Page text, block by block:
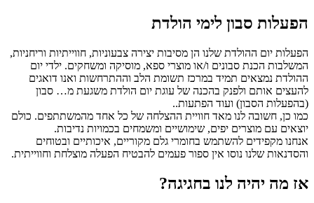
הפעלות סבון לימי הולדת
הפעלות יום ההולדת שלנו הן מסיבות יצירה צבעוניות, חווייתיות וריחניות,
המשלבות הכנת סבונים ו/או מוצרי ספא, מוסיקה ומשחקים. ילדי יום
ההולדת נמצאים תמיד במרכז תשומת הלב וההתרחשות ואנו דואגים
להעצים אותם ולפנק בהכנה של עוגת יום הולדת משגעת מ… סבון
(בהפעלות הסבון) ועוד הפתעות..
כמו כן, חשובה לנו מאד חוויית ההצלחה של כל אחד מהמשתתפים. כולם
יוצאים עם מוצרים יפים, שימושיים ומשמחים בכמויות נדיבות.
אנחנו מקפידים להשתמש בחומרי גלם מקוריים, איכותיים ובטוחים
והסדנאות שלנו נוסו אין ספור פעמים להבטיח הפעלה מוצלחת וחווייתית.
אז מה יהיה לנו בחגיגה?